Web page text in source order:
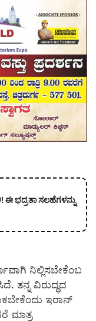
ಭದ್ರತಾ ಸಲಹೆಗಳನ್ನು
ನಿಲ್ಲಿಸಬೇಕೆಂಬ
ತನ್ನ ವಿರುದ್ಧದ
ಇರಾನ್
ಮಾತ್ರ